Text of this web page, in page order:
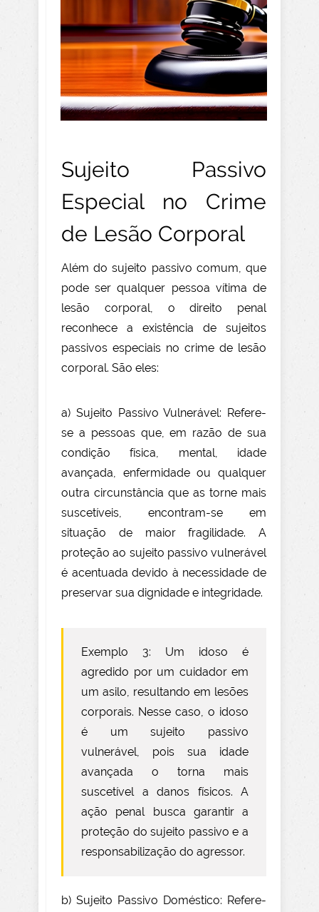
Sujeito Passivo
Especial no Crime
de Lesão Corporal
Além do sujeito passivo comum, que
pode ser qualquer pessoa vítima de
lesão corporal, o direito penal
reconhece a existência de sujeitos
passivos especiais no crime de lesão
corporal. São eles:
a) Sujeito Passivo Vulnerável: Refere-
se a pessoas que, em razão de sua
condição física, mental, idade
avançada, enfermidade ou qualquer
outra circunstância que as torne mais
suscetíveis, encontram-se em
situação de maior fragilidade. A
proteção ao sujeito passivo vulnerável
é acentuada devido à necessidade de
preservar sua dignidade e integridade.
Exemplo 3: Um idoso é
agredido por um cuidador em
um asilo, resultando em lesões
corporais. Nesse caso, o idoso
é um sujeito passivo
vulnerável, pois sua idade
avançada o torna mais
suscetível a danos físicos. A
ação penal busca garantir a
proteção do sujeito passivo e a
responsabilização do agressor.
b) Sujeito Passivo Doméstico: Refere-